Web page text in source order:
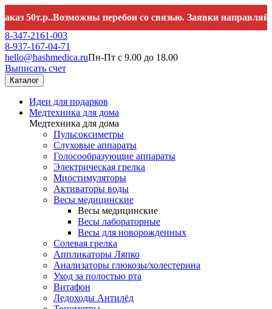
перебои со связью. Заявки направляйте на
8-347-2161-003
8-937-167-04-71
hello@bashmedica.ruПн-Пт с 9.00 до 18.00
Выписать счет
Каталог
Идеи для подарков
Медтехника для дома
Медтехника для дома
Пульсоксиметры
Слуховые аппараты
Голосообразующие аппараты
Электрическая грелка
Миостимуляторы
Активаторы воды
Весы медицинские
Весы медицинские
Весы лабораторные
Весы для новорожденных
Солевая грелка
Аппликаторы Ляпко
Анализаторы глюкозы/холестерина
Уход за полостью рта
Витафон
Ледоходы Антилёд